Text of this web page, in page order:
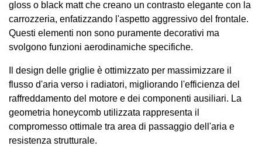
gloss o black matt che creano un contrasto elegante con la
carrozzeria, enfatizzando l'aspetto aggressivo del frontale.
Questi elementi non sono puramente decorativi ma
svolgono funzioni aerodinamiche specifiche.
Il design delle griglie è ottimizzato per massimizzare il
flusso d'aria verso i radiatori, migliorando l'efficienza del
raffreddamento del motore e dei componenti ausiliari. La
geometria honeycomb utilizzata rappresenta il
compromesso ottimale tra area di passaggio dell'aria e
resistenza strutturale.